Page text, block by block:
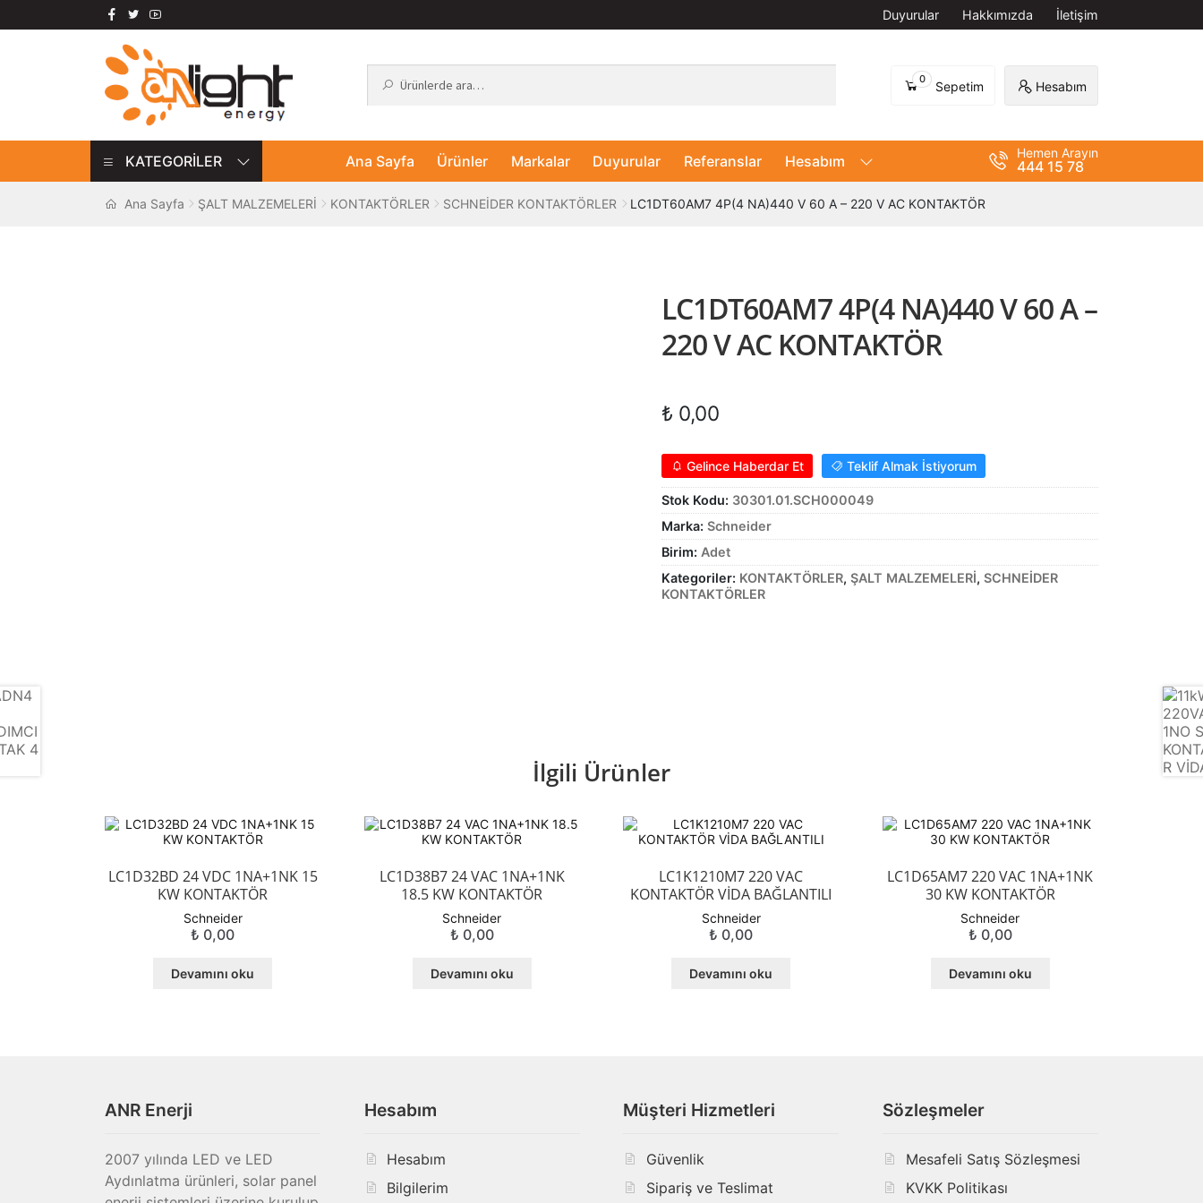
Duyurular Hakkımızda İletişim
Dolaşıma
geç
İçeriğe
geç
0 Sepetim Hesabım
KATEGORİLER Ana Sayfa Ürünler Markalar Duyurular Referanslar Hesabım Hemen Arayın
444 15 78
Ana Sayfa ŞALT MALZEMELERİ KONTAKTÖRLER SCHNEİDER KONTAKTÖRLER LC1DT60AM7 4P(4 NA)440 V 60 A – 220 V AC KONTAKTÖR
LC1DT60AM7 4P(4 NA)440 V 60 A –
220 V AC KONTAKTÖR
₺ 0,00
Gelince Haberdar Et Teklif Almak İstiyorum
Stok Kodu: 30301.01.SCH000049
Marka: Schneider
Birim: Adet
Kategoriler: KONTAKTÖRLER, ŞALT MALZEMELERİ, SCHNEİDER
KONTAKTÖRLER
İlgili Ürünler
LC1D32BD 24 VDC 1NA+1NK 15
KW KONTAKTÖR
Schneider
₺ 0,00
Devamını oku
LC1D38B7 24 VAC 1NA+1NK
18.5 KW KONTAKTÖR
Schneider
₺ 0,00
Devamını oku
LC1K1210M7 220 VAC
KONTAKTÖR VİDA BAĞLANTILI
Schneider
₺ 0,00
Devamını oku
LC1D65AM7 220 VAC 1NA+1NK
30 KW KONTAKTÖR
Schneider
₺ 0,00
Devamını oku
ANR Enerji
2007 yılında LED ve LED
Aydınlatma ürünleri, solar panel
Hesabım
Hesabım
Bilgilerim
Müşteri Hizmetleri
Güvenlik
Sipariş ve Teslimat
Sözleşmeler
Mesafeli Satış Sözleşmesi
KVKK Politikası